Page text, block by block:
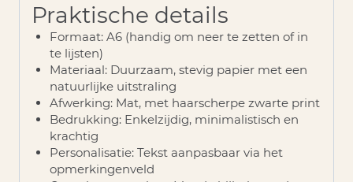
Praktische details
Formaat: A6 (handig om neer te zetten of in
te lijsten)
Materiaal: Duurzaam, stevig papier met een
natuurlijke uitstraling
Afwerking: Mat, met haarscherpe zwarte print
Bedrukking: Enkelzijdig, minimalistisch en
krachtig
Personalisatie: Tekst aanpasbaar via het
opmerkingenveld